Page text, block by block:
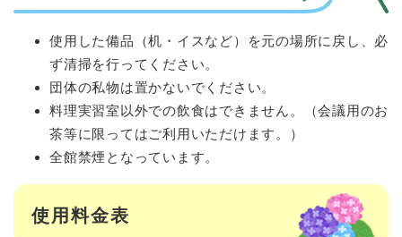
使用した備品（机・イスなど）を元の場所に戻し、必
ず清掃を行ってください。
団体の私物は置かないでください。
料理実習室以外での飲食はできません。（会議用のお
茶等に限ってはご利用いただけます。）
全館禁煙となっています。
使用料金表